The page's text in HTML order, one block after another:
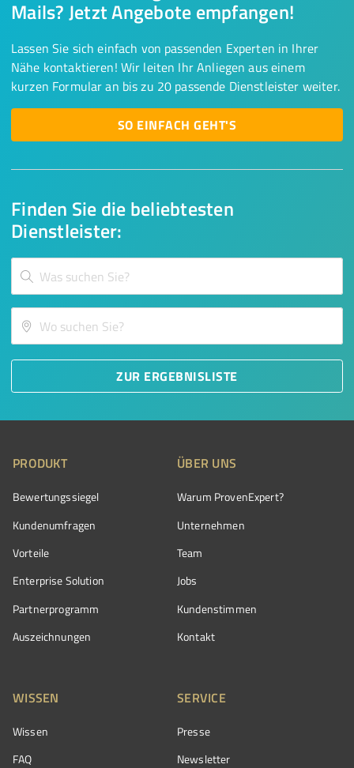
Finden Sie die beliebtesten
Dienstleister:
ZUR ERGEBNISLISTE
Mails? Jetzt Angebote empfangen!
Lassen Sie sich einfach von passenden Experten in Ihrer
Nähe kontaktieren! Wir leiten Ihr Anliegen aus einem
kurzen Formular an bis zu 20 passende Dienstleister weiter.
SO EINFACH GEHT'S
PRODUKT
Bewertungssiegel
Kundenumfragen
Vorteile
Enterprise Solution
Partnerprogramm
Auszeichnungen
ÜBER UNS
Warum ProvenExpert?
Unternehmen
Team
Jobs
Kundenstimmen
Kontakt
WISSEN
Wissen
FAQ
SERVICE
Presse
Newsletter